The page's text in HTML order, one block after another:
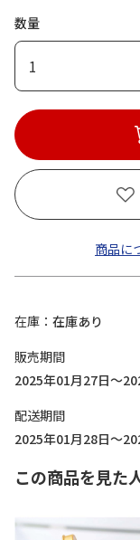
数量
1
商品に
在庫
在庫あり
販売期間
2025年01月27日～
配送期間
2025年01月28日～
この商品を見た